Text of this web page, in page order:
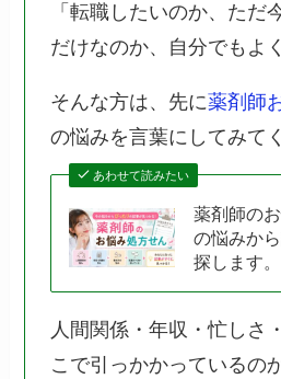
「転職したいのか、ただ
だけなのか、自分でもよ
そんな方は、先に薬剤師
の悩みを言葉にしてみて
あわせて読みたい
薬剤師の
の悩みか
探します。
人間関係・年収・忙しさ
こで引っかかっているの